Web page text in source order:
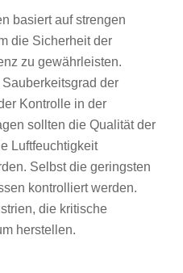
basiert auf strengen
die Sicherheit der
zu gewährleisten.
der
Kontrolle in der
sollten die Qualität der
Luftfeuchtigkeit
Selbst die geringsten
kontrolliert werden.
die kritische
herstellen.